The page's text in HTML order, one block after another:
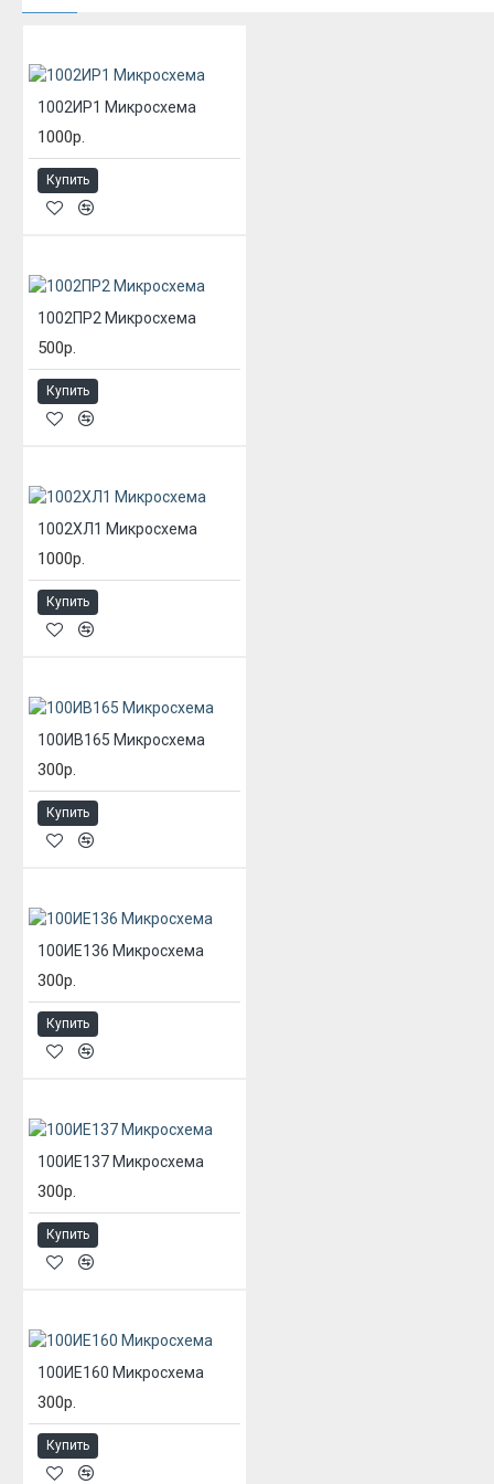
1002ИР1 Микросхема
1000р.
Купить
1002ПР2 Микросхема
500р.
Купить
1002ХЛ1 Микросхема
1000р.
Купить
100ИВ165 Микросхема
300р.
Купить
100ИЕ136 Микросхема
300р.
Купить
100ИЕ137 Микросхема
300р.
Купить
100ИЕ160 Микросхема
300р.
Купить